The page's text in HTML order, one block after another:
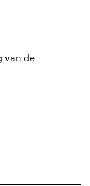
van de